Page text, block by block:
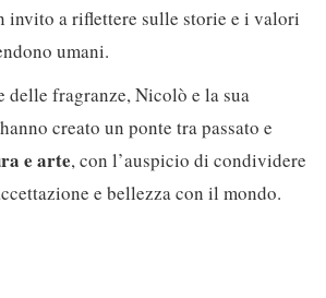
invito a riflettere sulle storie e i valori
umani.
delle fragranze, Nicolò e la sua
creato un ponte tra passato e
e arte, con l’auspicio di condividere
e bellezza con il mondo.